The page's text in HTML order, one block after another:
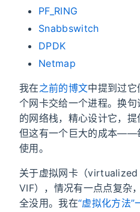
PF_RING
Snabbswitch
DPDK
Netmap
我在之前的博文中提到过
个网卡交给一个进程。换
的网络栈，精心设计它，提
但这有一个巨大的成本——
使用。
关于虚拟网卡（
VIF），情况有一点点复杂
全没用。我在“虚拟化方法”